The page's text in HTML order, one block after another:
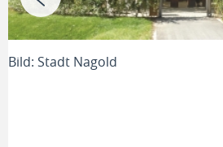
Bild: Stadt Nagold